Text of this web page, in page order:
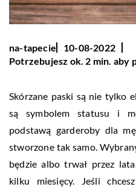
na-tapecie
10-08-2022
Potrzebujesz ok. 2 min. aby
Skórzane paski są nie tylko
są symbolem statusu i
podstawą garderoby dla
stworzone tak samo.
będzie albo trwał przez
kilku miesięcy. Jeśli